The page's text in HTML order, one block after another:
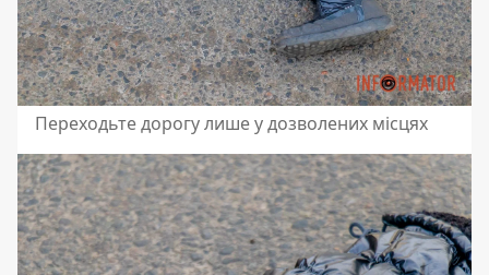
Переходьте дорогу лише у дозволених місцях